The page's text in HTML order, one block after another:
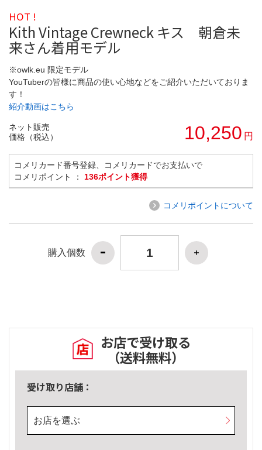
HOT !
Kith Vintage Crewneck キス 朝倉未
来さん着用モデル
※owlk.eu 限定モデル
YouTuberの皆様に商品の使い心地などをご紹介いただいておりま
す！
紹介動画はこちら
ネット販売
価格（税込）
10,250 円
コメリカード番号登録、コメリカードでお支払いで
コメリポイント ： 136ポイント獲得
コメリポイントについて
購入個数
お店で受け取る
（送料無料）
受け取り店舗：
お店を選ぶ